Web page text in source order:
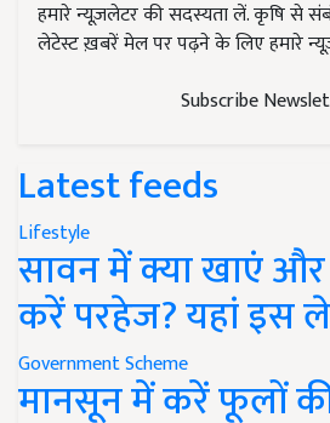
हमारे न्यूज़लेटर की सदस्यता लें. कृषि से
लेटेस्ट ख़बरें मेल पर पढ़ने के लिए हमारे
Subscribe
Latest feeds
Lifestyle
सावन में क्या खाएं
करें परहेज? यहां इस
Government Scheme
मानसून में करें फूलों